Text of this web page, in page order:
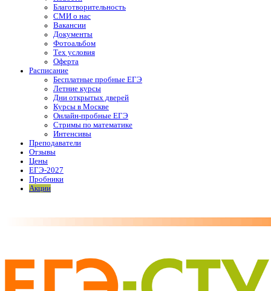
Благотворительность
СМИ о нас
Вакансии
Документы
Фотоальбом
Тех условия
Оферта
Расписание
Бесплатные пробные ЕГЭ
Летние курсы
Дни открытых дверей
Курсы в Москве
Онлайн-пробные ЕГЭ
Стримы по математике
Интенсивы
Преподаватели
Отзывы
Цены
ЕГЭ-2027
Пробники
Акции